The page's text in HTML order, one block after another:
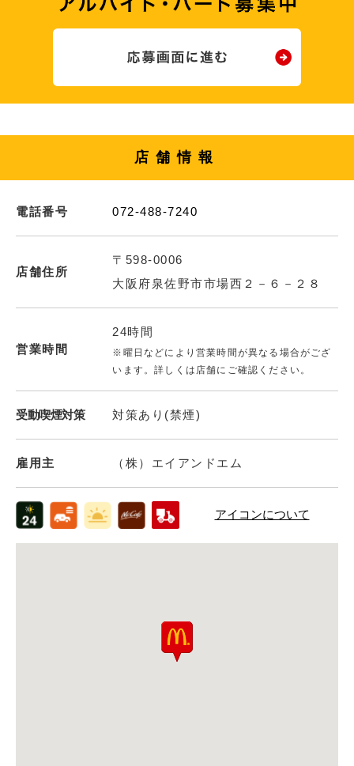
店舗情報
電話番号 072-488-7240
店舗住所
〒598-0006
大阪府泉佐野市市場西２－６－２８
営業時間
24時間
※曜日などにより営業時間が異なる場合がござ
います。詳しくは店舗にご確認ください。
受動喫煙対策 対策あり(禁煙)
雇用主 （株）エイアンドエム
アイコンについて